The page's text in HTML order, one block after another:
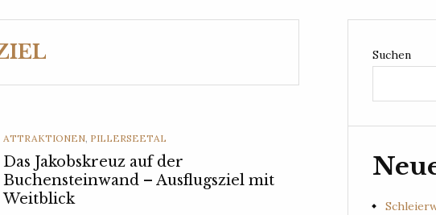
CATEGORIES
ATTRAKTIONEN, PILLERSEETAL
Das Jakobskreuz auf der
Buchensteinwand – Ausflugsziel mit
Weitblick
Suchen